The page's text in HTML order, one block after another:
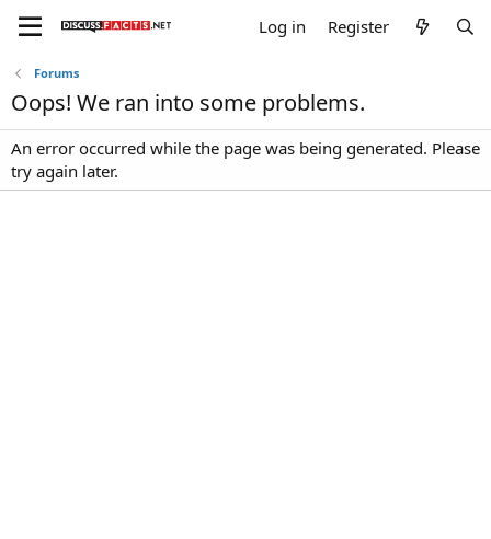
Log in Register
Forums
Oops! We ran into some problems.
An error occurred while the page was being generated. Please
try again later.